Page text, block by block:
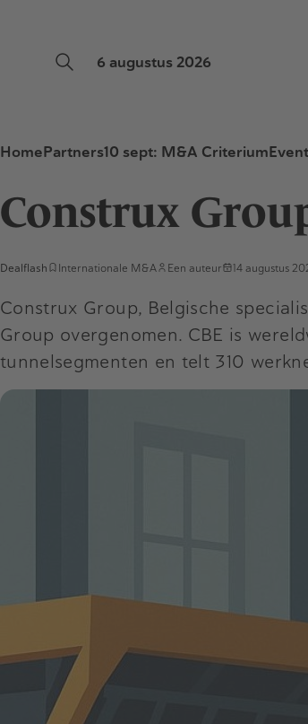
6 augustus 2026
HomePartners10 sept: M&A Criterium
Construx
Dealflash Internationale M&A Een auteur 14 augustus
Construx Group, Belgische
Group overgenomen. CBE is
tunnelsegmenten en telt 310